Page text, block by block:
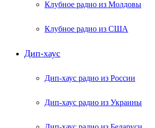
Клубное радио из Молдовы
Клубное радио из США
Дип-хаус
Дип-хаус радио из России
Дип-хаус радио из Украины